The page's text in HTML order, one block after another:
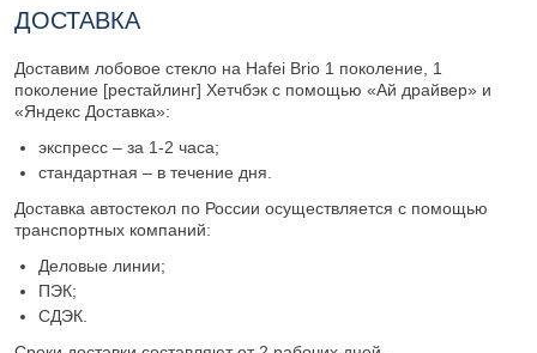
ДОСТАВКА
Доставим лобовое стекло на Hafei Brio 1 поколение, 1
поколение [рестайлинг] Хетчбэк с помощью «Ай драйвер» и
«Яндекс Доставка»:
экспресс – за 1-2 часа;
стандартная – в течение дня.
Доставка автостекол по России осуществляется с помощью
транспортных компаний:
Деловые линии;
ПЭК;
СДЭК.